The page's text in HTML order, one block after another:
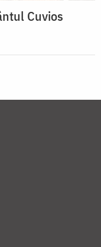
Cuvios